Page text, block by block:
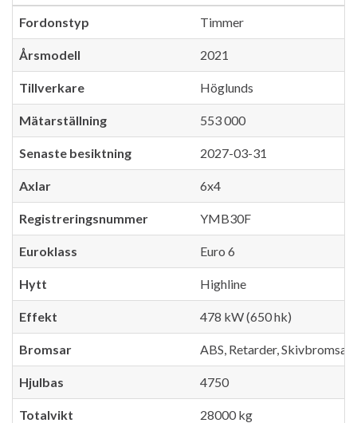
Fordonstyp Timmer
Årsmodell 2021
Tillverkare Höglunds
Mätarställning 553 000
Senaste besiktning 2027-03-31
Axlar 6x4
Registreringsnummer YMB30F
Euroklass Euro 6
Hytt Highline
Effekt 478 kW (650 hk)
Bromsar ABS, Retarder, Skivbromsar
Hjulbas 4750
Totalvikt 28000 kg